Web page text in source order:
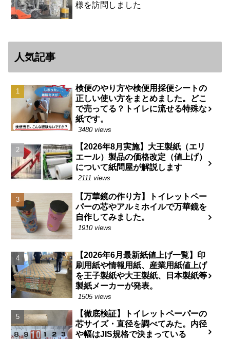
様を訪問しました
人気記事
検便のやり方や検便用採便シートの
正しい使い方をまとめました。どこ
で売ってる？トイレに流せる特殊な
紙です。
3480 views
【2026年8月実施】大王製紙（エリ
エール）製品の価格改定（値上げ）
について紙問屋が解説します
2111 views
【万華鏡の作り方】トイレットペー
パーの芯やアルミホイルで万華鏡を
自作してみました。
1910 views
【2026年6月最新紙値上げ一覧】印
刷用紙や情報用紙、産業用紙値上げ
を王子製紙や大王製紙、日本製紙等
製紙メーカーが発表。
1505 views
【徹底検証】トイレットペーパーの
芯サイズ・直径を調べてみた。内径
や幅はJIS規格で決まっている